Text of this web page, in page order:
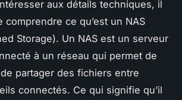
aux détails techniques, il
comprendre ce qu’est un NAS
Storage). Un NAS est un serveur
à un réseau qui permet de
partager des fichiers entre
connectés. Ce qui signifie qu’il